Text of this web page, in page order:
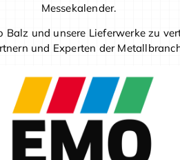
Messekalender.
und unsere Lieferwerke zu
und Experten der